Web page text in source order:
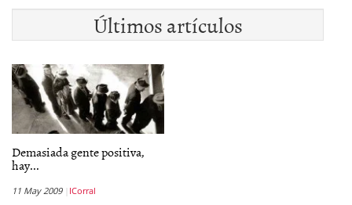
Últimos artículos
Demasiada gente positiva,
hay...
11 May 2009 ICorral